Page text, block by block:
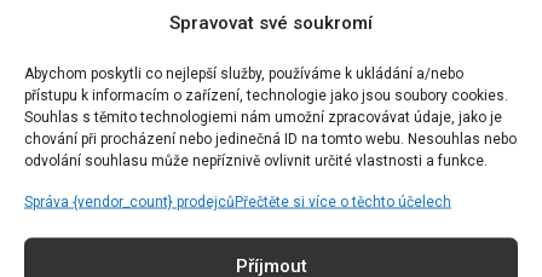
Spravovat své soukromí
Abychom poskytli co nejlepší služby, používáme k ukládání a/nebo
přístupu k informacím o zařízení, technologie jako jsou soubory cookies.
Souhlas s těmito technologiemi nám umožní zpracovávat údaje, jako je
chování při procházení nebo jedinečná ID na tomto webu. Nesouhlas nebo
odvolání souhlasu může nepříznivě ovlivnit určité vlastnosti a funkce.
Správa {vendor_count} prodejcůPřečtěte si více o těchto účelech
Příjmout
Blejzr jako povinná výbava každého
příležitost
Autor:Dominika Blchová 29.12.2024
ženský šatník, omezený, co by v něm přesto málokomu
chybělo? Blejzr. Ženy totiž mohou i […]